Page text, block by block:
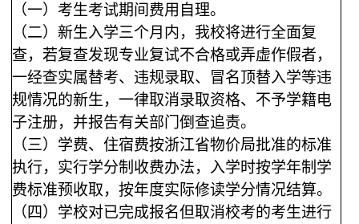
（一）考生考试期间费用自理。
（二）新生入学三个月内，我校将进行全面复
查，若复查发现专业复试不合格或弄虚作假者，
一经查实属替考、违规录取、冒名顶替入学等违
规情况的新生，一律取消录取资格、不予学籍电
子注册，并报告有关部门倒查追责。
（三）学费、住宿费按浙江省物价局批准的标准
执行，实行学分制收费办法，入学时按学年制学
费标准预收取，按年度实际修读学分情况结算。
（四）学校对已完成报名但取消校考的考生进行